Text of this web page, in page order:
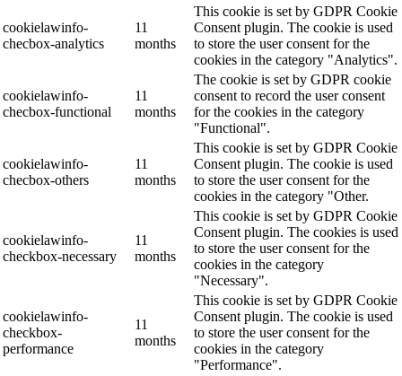
cookielawinfo-
checbox-analytics
11
months
This cookie is set by GDPR Cookie
Consent plugin. The cookie is used
to store the user consent for the
cookies in the category "Analytics".
cookielawinfo-
checbox-functional
11
months
The cookie is set by GDPR cookie
consent to record the user consent
for the cookies in the category
"Functional".
cookielawinfo-
checbox-others
11
months
This cookie is set by GDPR Cookie
Consent plugin. The cookie is used
to store the user consent for the
cookies in the category "Other.
cookielawinfo-
checkbox-necessary
11
months
This cookie is set by GDPR Cookie
Consent plugin. The cookies is used
to store the user consent for the
cookies in the category
"Necessary".
cookielawinfo-
checkbox-
performance
11
months
This cookie is set by GDPR Cookie
Consent plugin. The cookie is used
to store the user consent for the
cookies in the category
"Performance".